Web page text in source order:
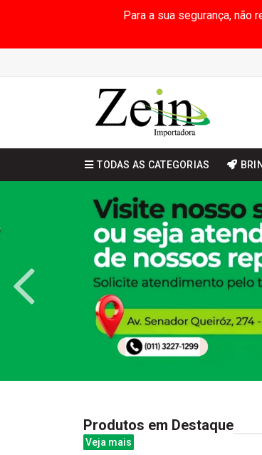
Para a sua segurança,
TODAS AS CATEGORIAS
Produtos em Destaque
Veja mais